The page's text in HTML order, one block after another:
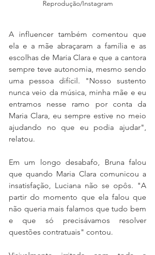
Reprodução/Instagram
A influencer também comentou que
ela e a mãe abraçaram a família e as
escolhas de Maria Clara e que a cantora
sempre teve autonomia, mesmo sendo
uma pessoa difícil. "Nosso sustento
nunca veio da música, minha mãe e eu
entramos nesse ramo por conta da
Maria Clara, eu sempre estive no meio
ajudando no que eu podia ajudar",
relatou.
Em um longo desabafo, Bruna falou
que quando Maria Clara comunicou a
insatisfação, Luciana não se opôs. "A
partir do momento que ela falou que
não queria mais falamos que tudo bem
e que só precisávamos resolver
questões contratuais" contou.